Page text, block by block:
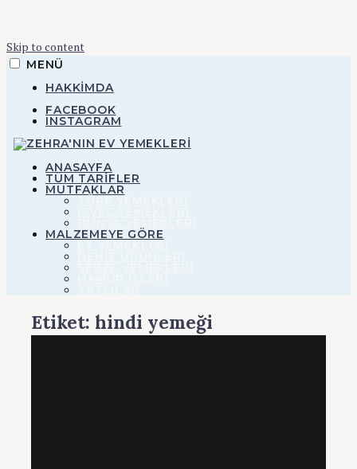
Skip to content
MENÜ
HAKKIMDA
FACEBOOK
INSTAGRAM
Zehra'nın Ev
Yemekleri
ZEHRA'NIN EV YEMEKLERI
ANASAYFA
TÜM TARİFLER
MUTFAKLAR
MALZEMEYE GÖRE
Etiket: hindi yemeği